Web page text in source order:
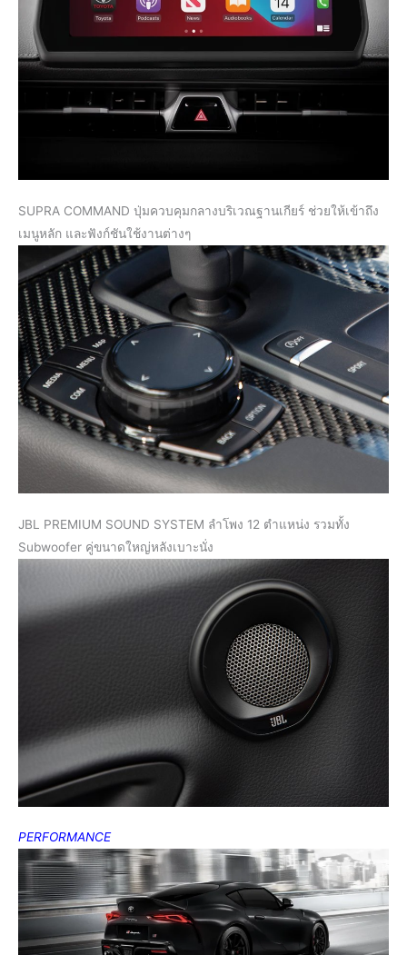
SUPRA COMMAND ปุ่มควบคุมกลางบริเวณฐานเกียร์ ช่วยให้เข้าถึง
เมนูหลัก และฟังก์ชันใช้งานต่างๆ
JBL PREMIUM SOUND SYSTEM ลำโพง 12 ตำแหน่ง รวมทั้ง
Subwoofer คู่ขนาดใหญ่หลังเบาะนั่ง
PERFORMANCE